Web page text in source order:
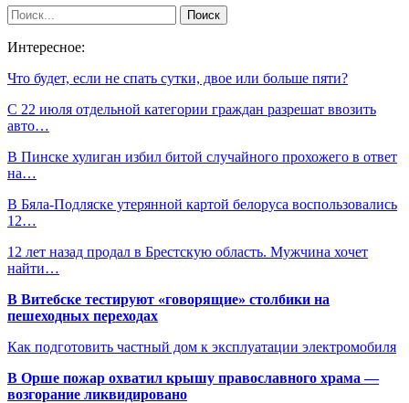
Интересное:
Что будет, если не спать сутки, двое или больше пяти?
С 22 июля отдельной категории граждан разрешат ввозить
авто…
В Пинске хулиган избил битой случайного прохожего в ответ
на…
В Бяла-Подляске утерянной картой белоруса воспользовались
12…
12 лет назад продал в Брестскую область. Мужчина хочет
найти…
В Витебске тестируют «говорящие» столбики на
пешеходных переходах
Как подготовить частный дом к эксплуатации электромобиля
В Орше пожар охватил крышу православного храма —
возгорание ликвидировано